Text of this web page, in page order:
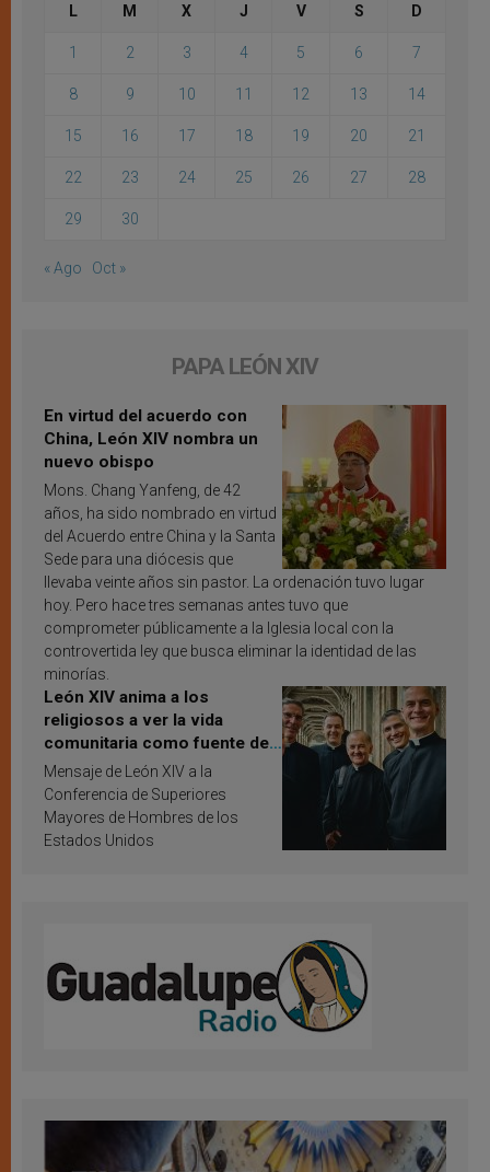
L M X J V S D
1 2 3 4 5 6 7
8 9 10 11 12 13 14
15 16 17 18 19 20 21
22 23 24 25 26 27 28
29 30
« Ago Oct »
PAPA LEÓN XIV
En virtud del acuerdo con
China, León XIV nombra un
nuevo obispo
Mons. Chang Yanfeng, de 42
años, ha sido nombrado en virtud
del Acuerdo entre China y la Santa
Sede para una diócesis que
llevaba veinte años sin pastor. La ordenación tuvo lugar
hoy. Pero hace tres semanas antes tuvo que
comprometer públicamente a la Iglesia local con la
controvertida ley que busca eliminar la identidad de las
minorías.
León XIV anima a los
religiosos a ver la vida
comunitaria como fuente de
inspiración y santificación
Mensaje de León XIV a la
Conferencia de Superiores
Mayores de Hombres de los
Estados Unidos